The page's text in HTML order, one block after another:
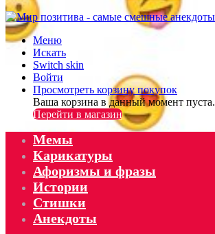
Меню
Искать
Switch skin
Войти
Просмотреть корзину покупок
Ваша корзина в данный момент пуста.
Перейти в магазин
Мемы
Карикатуры
Афоризмы и фразы
Истории
Стишки
Анекдоты